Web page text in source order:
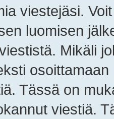
viestejäsi.
luomisen
Mikäli
Tässä on
viestiä.